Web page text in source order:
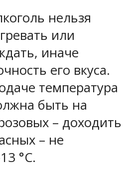
нельзя
или
иначе
его вкуса.
температура
быть на
– доходить
– не
°С.